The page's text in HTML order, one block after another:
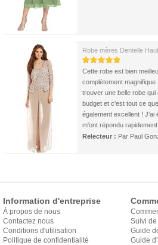
Robe mères Dentelle
Cette robe est bien
complètement
trouver une belle robe
budget et c'est tout ce
également excellent ! J'ai
m'ont répondu
Relecteur : Par Paul
Information d'entreprise
À propos de nous
Contactez nous
Conditions d'utilisation
Politique de confidentialité
Suivi
Guide
Guide